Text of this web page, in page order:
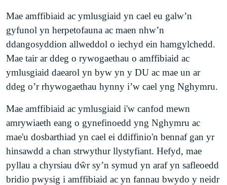
Mae amffibiaid ac ymlusgiaid yn cael eu galw’n
gyfunol yn herpetofauna ac maen nhw’n
ddangosyddion allweddol o iechyd ein hamgylchedd.
Mae tair ar ddeg o rywogaethau o amffibiaid ac
ymlusgiaid daearol yn byw yn y DU ac mae un ar
ddeg o’r rhywogaethau hynny i’w cael yng Nghymru.
Mae amffibiaid ac ymlusgiaid i'w canfod mewn
amrywiaeth eang o gynefinoedd yng Nghymru ac
mae'u dosbarthiad yn cael ei ddiffinio'n bennaf gan yr
hinsawdd a chan strwythur llystyfiant. Hefyd, mae
pyllau a chyrsiau dŵr sy’n symud yn araf yn safleoedd
bridio pwysig i amffibiaid ac yn fannau bwydo y neidr